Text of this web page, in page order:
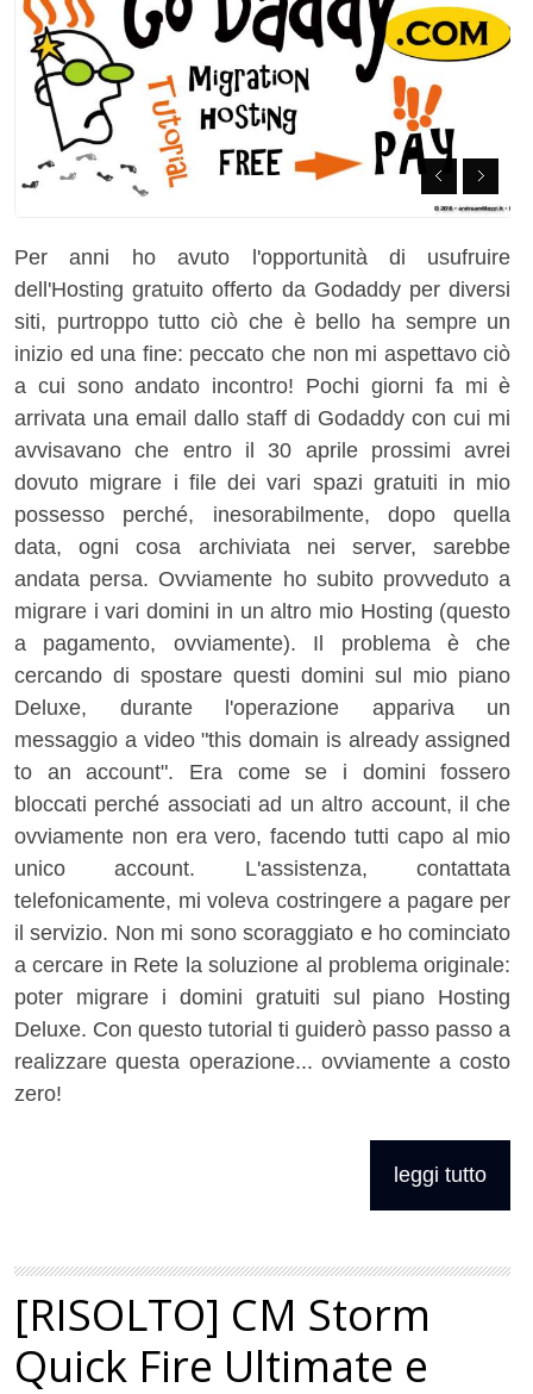
Per anni ho avuto l'opportunità di usufruire
dell'Hosting gratuito offerto da Godaddy per diversi
siti, purtroppo tutto ciò che è bello ha sempre un
inizio ed una fine: peccato che non mi aspettavo ciò
a cui sono andato incontro! Pochi giorni fa mi è
arrivata una email dallo staff di Godaddy con cui mi
avvisavano che entro il 30 aprile prossimi avrei
dovuto migrare i file dei vari spazi gratuiti in mio
possesso perché, inesorabilmente, dopo quella
data, ogni cosa archiviata nei server, sarebbe
andata persa. Ovviamente ho subito provveduto a
migrare i vari domini in un altro mio Hosting (questo
a pagamento, ovviamente). Il problema è che
cercando di spostare questi domini sul mio piano
Deluxe, durante l'operazione appariva un
messaggio a video "this domain is already assigned
to an account". Era come se i domini fossero
bloccati perché associati ad un altro account, il che
ovviamente non era vero, facendo tutti capo al mio
unico account. L'assistenza, contattata
telefonicamente, mi voleva costringere a pagare per
il servizio. Non mi sono scoraggiato e ho cominciato
a cercare in Rete la soluzione al problema originale:
poter migrare i domini gratuiti sul piano Hosting
Deluxe. Con questo tutorial ti guiderò passo passo a
realizzare questa operazione... ovviamente a costo
zero!
leggi tutto
[RISOLTO] CM Storm
Quick Fire Ultimate e